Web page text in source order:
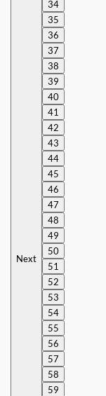
Next
34
35
36
37
38
39
40
41
42
43
44
45
46
47
48
49
50
51
52
53
54
55
56
57
58
59